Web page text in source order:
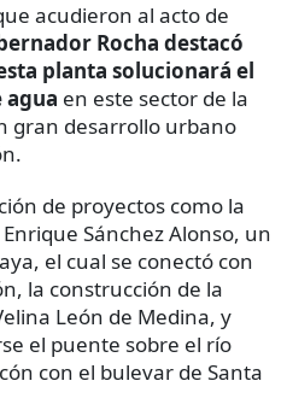
acudieron al acto de
Rocha destacó
planta solucionará el
agua en este sector de la
gran desarrollo urbano
de proyectos como la
Sánchez Alonso, un
el cual se conectó con
la construcción de la
León de Medina, y
el puente sobre el río
con el bulevar de Santa